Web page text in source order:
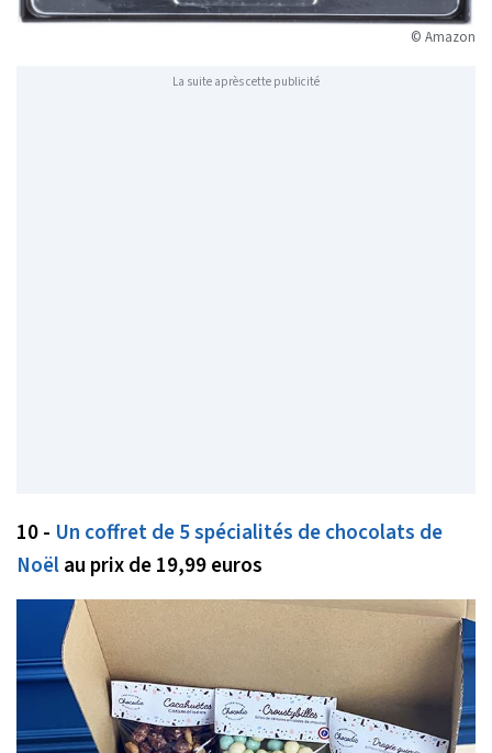
© Amazon
La suite après cette publicité
10 - Un coffret de 5 spécialités de chocolats de
Noëlau prix de 19,99 euros